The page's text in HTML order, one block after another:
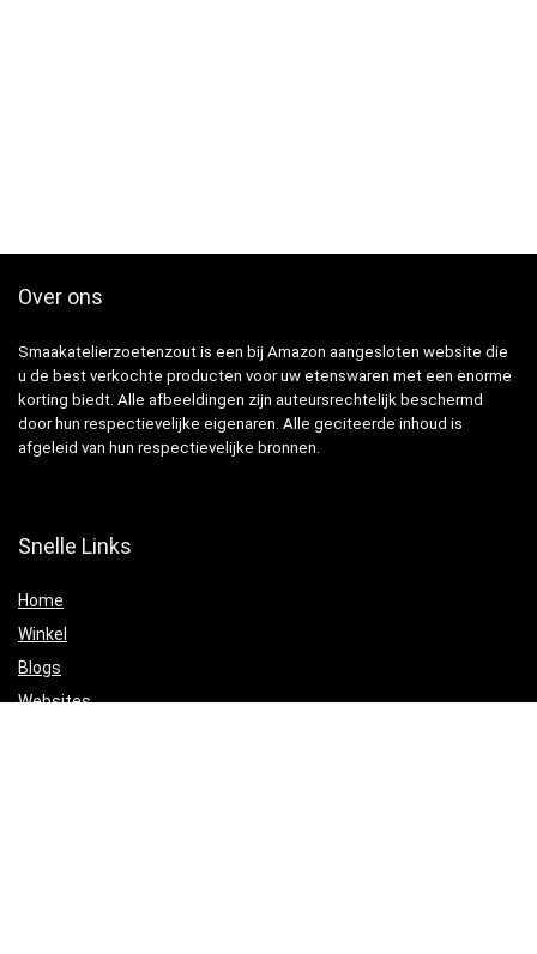
Over ons
Smaakatelierzoetenzout is een bij Amazon aangesloten website die
u de best verkochte producten voor uw etenswaren met een enorme
korting biedt. Alle afbeeldingen zijn auteursrechtelijk beschermd
door hun respectievelijke eigenaren. Alle geciteerde inhoud is
afgeleid van hun respectievelijke bronnen.
Snelle Links
Home
Winkel
Blogs
Websites